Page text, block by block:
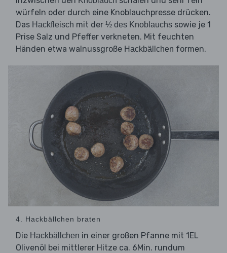
würfeln oder durch eine Knoblauchpresse drücken.
Das Hackfleisch mit der ½ des Knoblauchs sowie je 1
Prise Salz und Pfeffer verkneten. Mit feuchten
Händen etwa walnussgroße Hackbällchen formen.
4. Hackbällchen braten
Die Hackbällchen in einer großen Pfanne mit 1EL
Olivenöl bei mittlerer Hitze ca. 6Min. rundum